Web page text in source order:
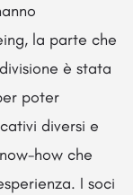
la parte che
è stata
poter
diversi e
how che
I soci